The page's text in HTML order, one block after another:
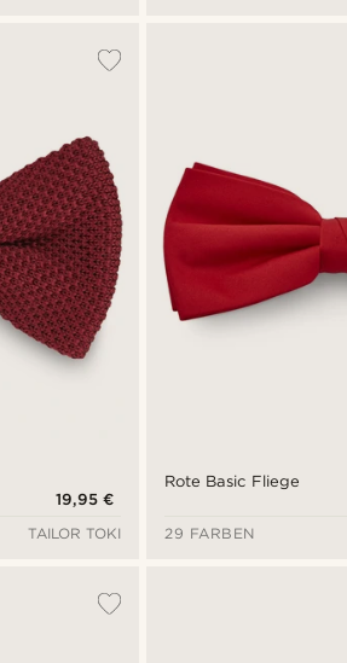
19,95 €
TAILOR TOKI
Rote Basic Fliege
29 FARBEN